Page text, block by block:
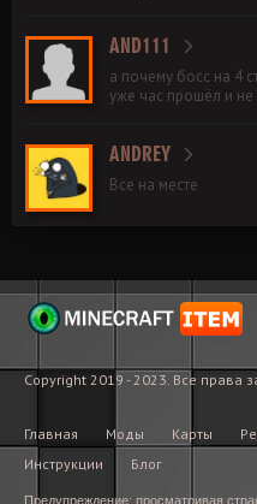
AND111
а почему босс на 4
уже час прошёл и не
ANDREY
Все на месте
Copyright 2019 - 2023. Все права
Главная Моды Карты
Инструкции
Блог
Предупреждение: просматривая